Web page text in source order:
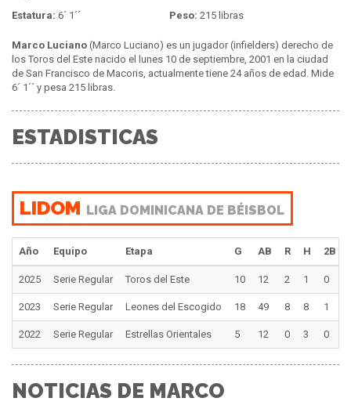
Estatura: 6´ 1´´ Peso: 215 libras
Marco Luciano (Marco Luciano) es un jugador (infielders) derecho de
los Toros del Este nacido el lunes 10 de septiembre, 2001 en la ciudad
de San Francisco de Macoris, actualmente tiene 24 años de edad. Mide
6´ 1´´ y pesa 215 libras.
ESTADISTICAS
LIDOM LIGA DOMINICANA DE BÉISBOL
Año Equipo Etapa G AB R H 2B
2025 Serie Regular Toros del Este 10 12 2 1 0
2023 Serie Regular Leones del Escogido 18 49 8 8 1
2022 Serie Regular Estrellas Orientales 5 12 0 3 0
NOTICIAS DE MARCO